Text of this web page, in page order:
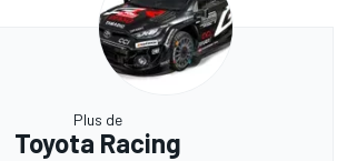
Plus de
Toyota Racing